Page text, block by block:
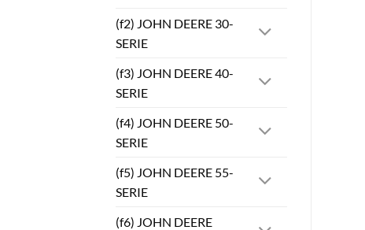
(f2) JOHN DEERE 30-
SERIE
(f3) JOHN DEERE 40-
SERIE
(f4) JOHN DEERE 50-
SERIE
(f5) JOHN DEERE 55-
SERIE
(f6) JOHN DEERE